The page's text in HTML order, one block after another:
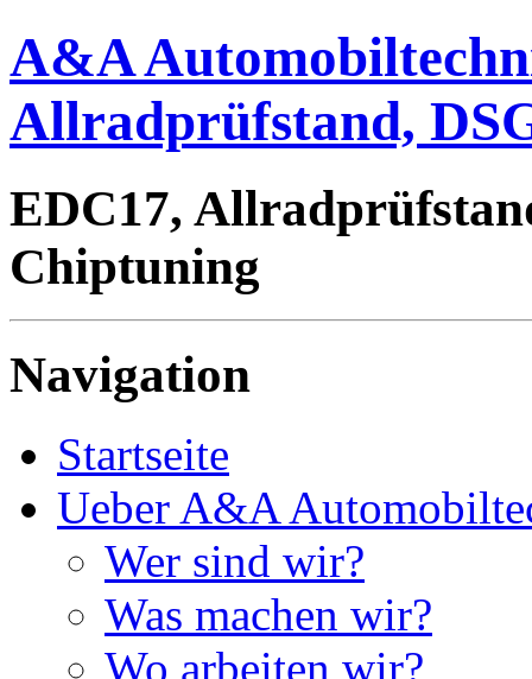
A&A
Allradprüfstand,
EDC17,
Chiptuning
Navigation
Startseite
Ueber A&A
Wer sind wir?
Was machen wir?
Wo arbeiten wir?